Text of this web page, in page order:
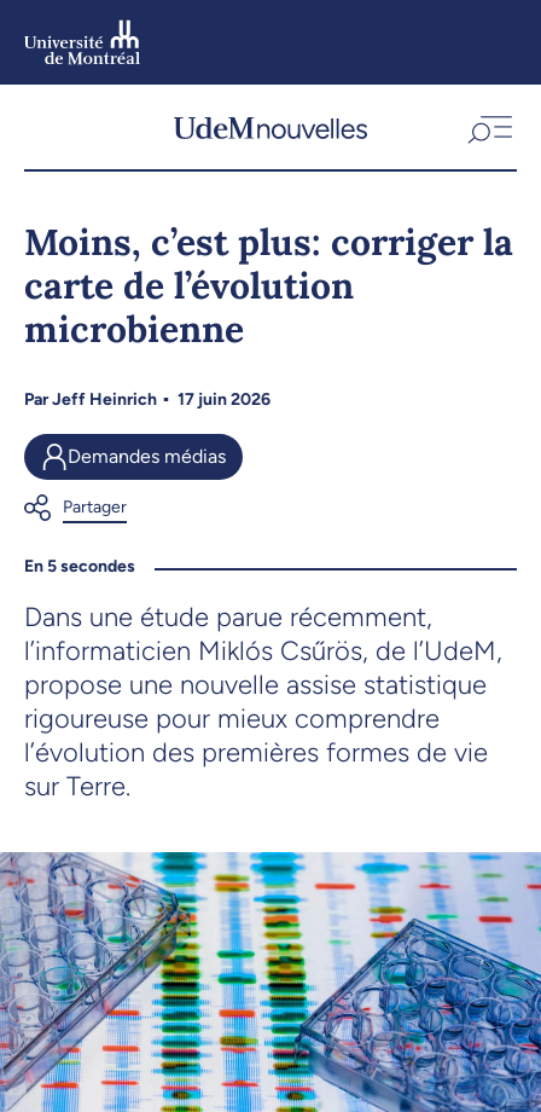
Moins, c’est plus: corriger la
carte de l’évolution
microbienne
ParJeff Heinrich 17 juin 2026
Demandes médias
En 5 secondes
Dans une étude parue récemment,
l’informaticien Miklós Csűrös, de l’UdeM,
propose une nouvelle assise statistique
rigoureuse pour mieux comprendre
l’évolution des premières formes de vie
sur Terre.